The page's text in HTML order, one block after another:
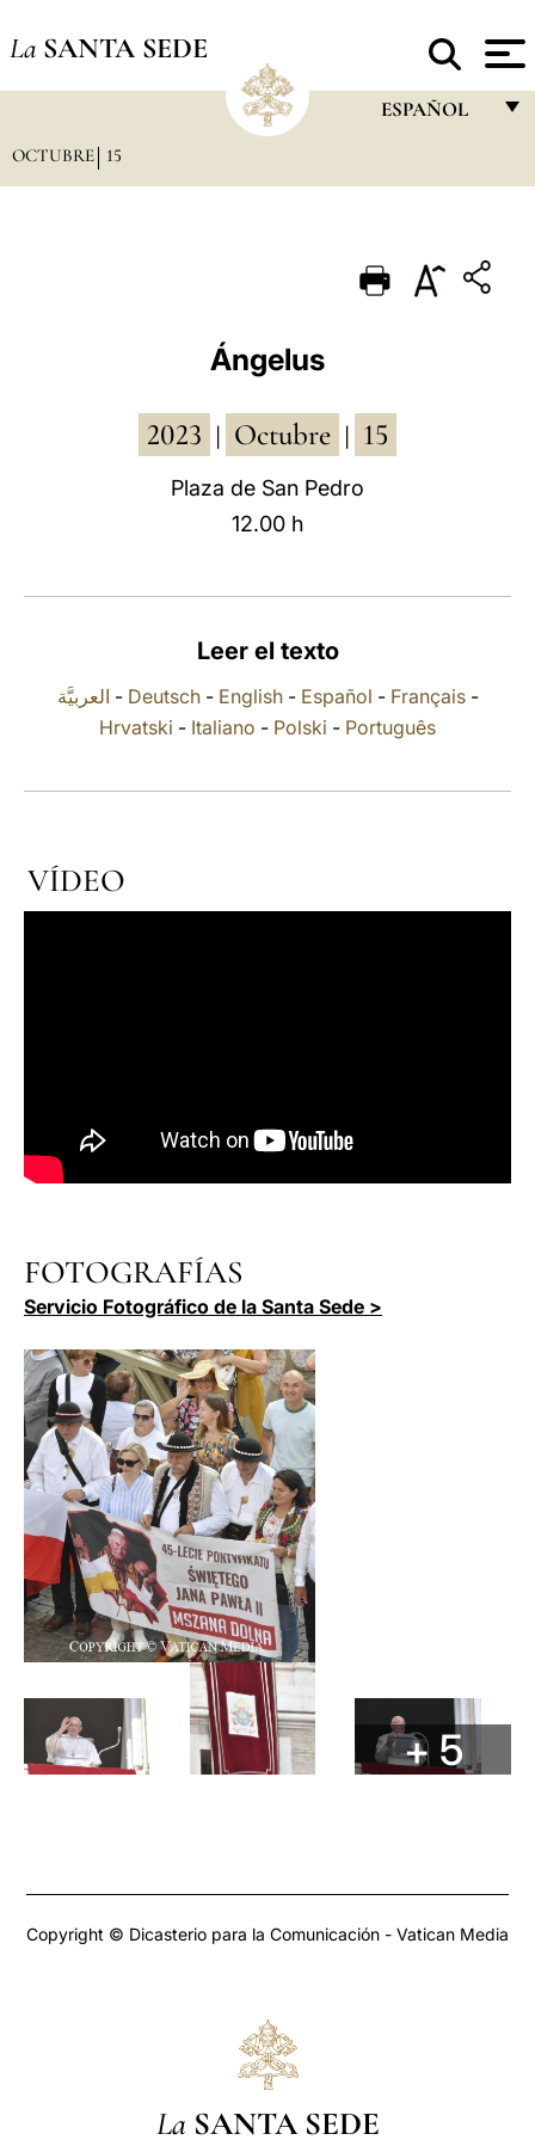
La SANTA SEDE
ESPAÑOL
PORTUGUÊS
POLSKI
OCTUBRE 15
Ángelus
2023 Octubre 15
Plaza de San Pedro
12.00 h
Leer el texto
العربيَّة - Deutsch- English- Español - Français-
Hrvatski - Italiano - Polski - Português
VÍDEO
FOTOGRAFÍAS
Servicio Fotográfico de la Santa Sede >
+ 5
Copyright © Dicasterio para la Comunicación - Vatican Media
La SANTA SEDE